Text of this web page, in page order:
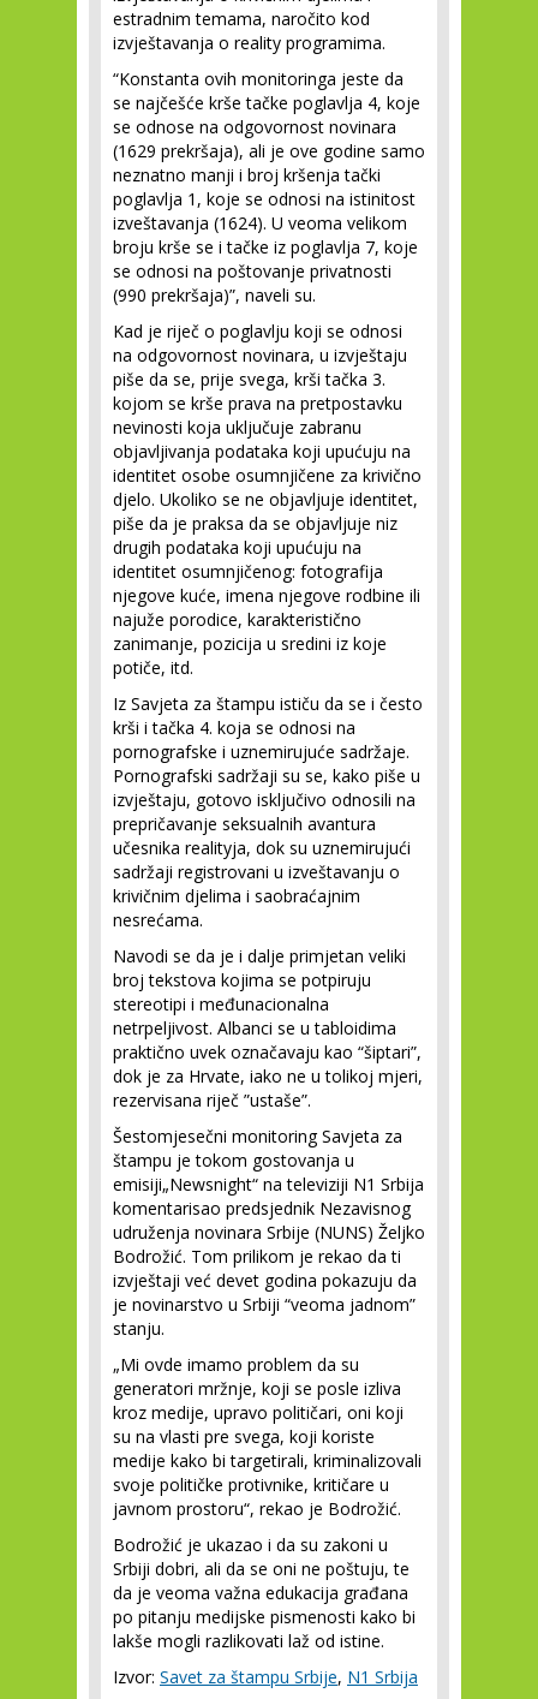
estradnim temama, naročito kod
izvještavanja o reality programima.
“Konstanta ovih monitoringa jeste da
se najčešće krše tačke poglavlja 4, koje
se odnose na odgovornost novinara
(1629 prekršaja), ali je ove godine samo
neznatno manji i broj kršenja tački
poglavlja 1, koje se odnosi na istinitost
izveštavanja (1624). U veoma velikom
broju krše se i tačke iz poglavlja 7, koje
se odnosi na poštovanje privatnosti
(990 prekršaja)”, naveli su.
Kad je riječ o poglavlju koji se odnosi
na odgovornost novinara, u izvještaju
piše da se, prije svega, krši tačka 3.
kojom se krše prava na pretpostavku
nevinosti koja uključuje zabranu
objavljivanja podataka koji upućuju na
identitet osobe osumnjičene za krivično
djelo. Ukoliko se ne objavljuje identitet,
piše da je praksa da se objavljuje niz
drugih podataka koji upućuju na
identitet osumnjičenog: fotografija
njegove kuće, imena njegove rodbine ili
najuže porodice, karakteristično
zanimanje, pozicija u sredini iz koje
potiče, itd.
Iz Savjeta za štampu ističu da se i često
krši i tačka 4. koja se odnosi na
pornografske i uznemirujuće sadržaje.
Pornografski sadržaji su se, kako piše u
izvještaju, gotovo isključivo odnosili na
prepričavanje seksualnih avantura
učesnika realityja, dok su uznemirujući
sadržaji registrovani u izveštavanju o
krivičnim djelima i saobraćajnim
nesrećama.
Navodi se da je i dalje primjetan veliki
broj tekstova kojima se potpiruju
stereotipi i međunacionalna
netrpeljivost. Albanci se u tabloidima
praktično uvek označavaju kao “šiptari”,
dok je za Hrvate, iako ne u tolikoj mjeri,
rezervisana riječ ”ustaše”.
Šestomjesečni monitoring Savjeta za
štampu je tokom gostovanja u
emisiji„Newsnight“ na televiziji N1 Srbija
komentarisao predsjednik Nezavisnog
udruženja novinara Srbije (NUNS) Željko
Bodrožić. Tom prilikom je rekao da ti
izvještaji već devet godina pokazuju da
je novinarstvo u Srbiji “veoma jadnom”
stanju.
„Mi ovde imamo problem da su
generatori mržnje, koji se posle izliva
kroz medije, upravo političari, oni koji
su na vlasti pre svega, koji koriste
medije kako bi targetirali, kriminalizovali
svoje političke protivnike, kritičare u
javnom prostoru“, rekao je Bodrožić.
Bodrožić je ukazao i da su zakoni u
Srbiji dobri, ali da se oni ne poštuju, te
da je veoma važna edukacija građana
po pitanju medijske pismenosti kako bi
lakše mogli razlikovati laž od istine.
Izvor: Savet za štampu Srbije, N1 Srbija